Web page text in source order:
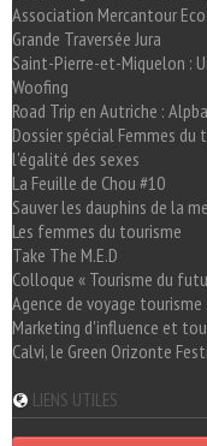
Association Mercantour
Grande Traversée Jura
Saint-Pierre-et-Miquelon :
Woofing
Road Trip en Autriche :
Dossier spécial Femmes
l'égalité des sexes
La Feuille de Chou #10
Sauver les dauphins de la
Les femmes du tourisme
Take The M.E.D
Colloque « Tourisme du
Agence de voyage
Marketing d'influence et
Calvi, le Green Orizonte
LIENS UTILES